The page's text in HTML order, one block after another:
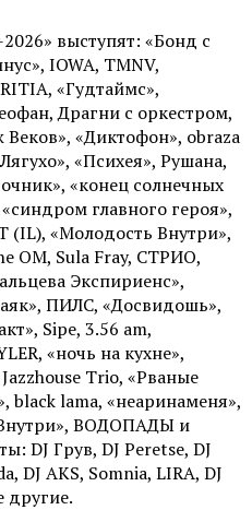
выступят: «Бонд с
IOWA, TMNV,
«Гудтаймс»,
Драгни с оркестром,
«Диктофон», obraza
«Психея», Рушана,
«конец солнечных
главного героя»,
(IL), «Молодость Внутри»,
OM, Sula Fray, СТРИО,
Экспириенс»,
ПИЛС, «Досвидошь»,
Sipe, 3.56 am,
«ночь на кухне»,
Trio, «Рваные
black lama, «неаринаменя»,
ВОДОПАДЫ и
DJ Грув, DJ Peretse, DJ
DJ AKS, Somnia, LIRA, DJ
другие.